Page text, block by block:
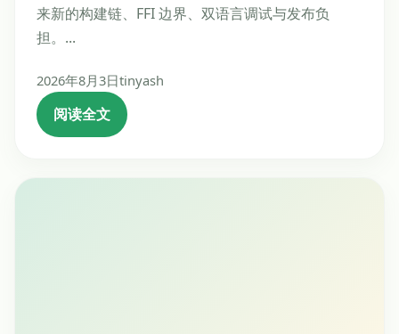
来新的构建链、FFI 边界、双语言调试与发布负
担。...
2026年8月3日tinyash
阅读全文